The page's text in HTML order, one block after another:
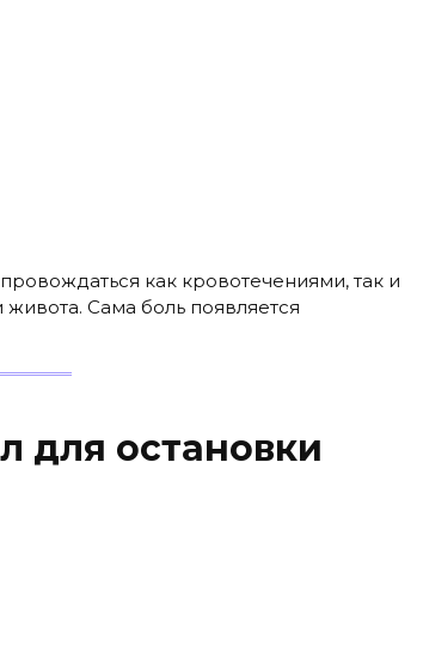
как кровотечениями, так и
Сама боль появляется
для остановки